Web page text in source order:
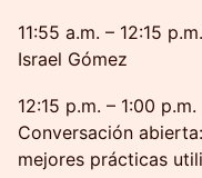
11:55 a.m. – 12:15 p.m.
Israel Gómez
12:15 p.m. – 1:00 p.m.
Conversación
mejores prácticas